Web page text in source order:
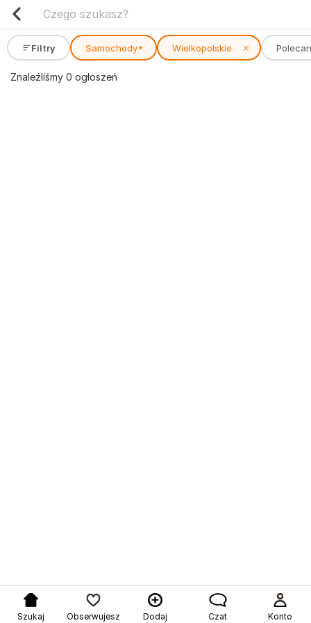
Filtry Samochody ▾ Wielkopolskie ✕
Znaleźliśmy 0 ogłoszeń
Szukaj Obserwujesz Dodaj Czat Konto